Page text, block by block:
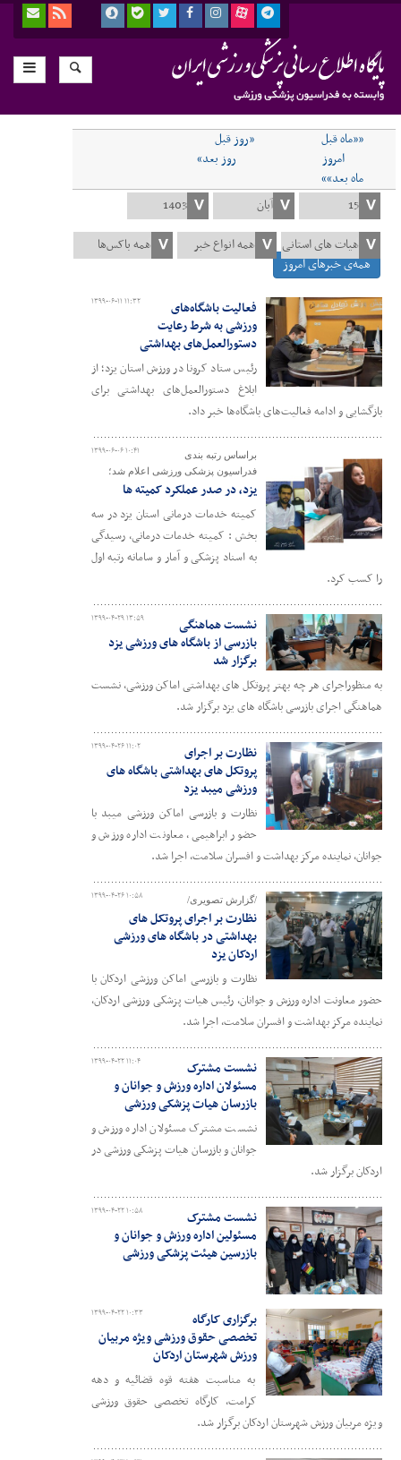
««ماه قبل
«روز قبل
امروز
روز بعد»
ماه بعد»»
همه‌ی خبرهای امروز
۱۳۹۹-۰۶-۱۱ ۱۱:۳۲
فعالیت باشگاه‌های
ورزشی به شرط رعایت
دستورالعمل‌های بهداشتی
رئیس ستاد کرونا در ورزش استان یزد؛ از
ابلاغ دستورالعمل‌های بهداشتی برای
بازگشایی و ادامه فعالیت‌های باشگاه‌ها خبر داد.
۱۳۹۹-۰۶-۰۶ ۱۰:۴۱
براساس رتبه بندی
فدراسیون پزشکی ورزشی اعلام شد؛
یزد، در صدر عملکرد کمیته ها
کمیته خدمات درمانی استان یزد در سه
بخش : کمیته خدمات درمانی، رسیدگی
به اسناد پزشکی و آمار و سامانه رتبه اول
را کسب کرد.
۱۳۹۹-۰۴-۲۹ ۱۳:۵۹
نشست هماهنگی
بازرسی از باشگاه های ورزشی یزد
برگزار شد
به منظوراجرای هر چه بهتر پروتکل های بهداشتی اماکن ورزشی، نشست
هماهنگی اجرای بازرسی باشگاه های یزد برگزار شد.
۱۳۹۹-۰۴-۲۶ ۱۱:۰۲
نظارت بر اجرای
پروتکل های بهداشتی باشگاه های
ورزشی میبد یزد
نظارت و بازرسی اماکن ورزشی میبد با
حضور ابراهیمی، معاونت اداره ورزش و
جوانان، نماینده مرکز بهداشت و افسران سلامت، اجرا شد.
۱۳۹۹-۰۴-۲۶ ۱۰:۵۸ /گزارش تصویری/
نظارت بر اجرای پروتکل های
بهداشتی در باشگاه های ورزشی
اردکان یزد
نظارت و بازرسی اماکن ورزشی اردکان با
حضور معاونت اداره ورزش و جوانان، رئیس هیات پزشکی ورزشی اردکان،
نماینده مرکز بهداشت و افسران سلامت، اجرا شد.
۱۳۹۹-۰۴-۲۲ ۱۱:۰۴
نشست مشترک
مسئولان اداره ورزش و جوانان و
بازرسان هیات پزشکی ورزشی
نشست مشترک مسئولان اداره ورزش و
جوانان و بازرسان هیات پزشکی ورزشی در
اردکان برگزار شد.
۱۳۹۹-۰۴-۲۲ ۱۰:۵۸
نشست مشترک
مسئولین اداره ورزش و جوانان و
بازرسین هیئت پزشکی ورزشی
۱۳۹۹-۰۴-۲۲ ۱۰:۳۳
برگزاری کارگاه
تخصصی حقوق ورزشی ویژه مربیان
ورزش شهرستان اردکان
به مناسبت هفته قوه قضائیه و دهه
کرامت، کارگاه تخصصی حقوق ورزشی
ویژه مربیان ورزش شهرستان اردکان برگزار شد.